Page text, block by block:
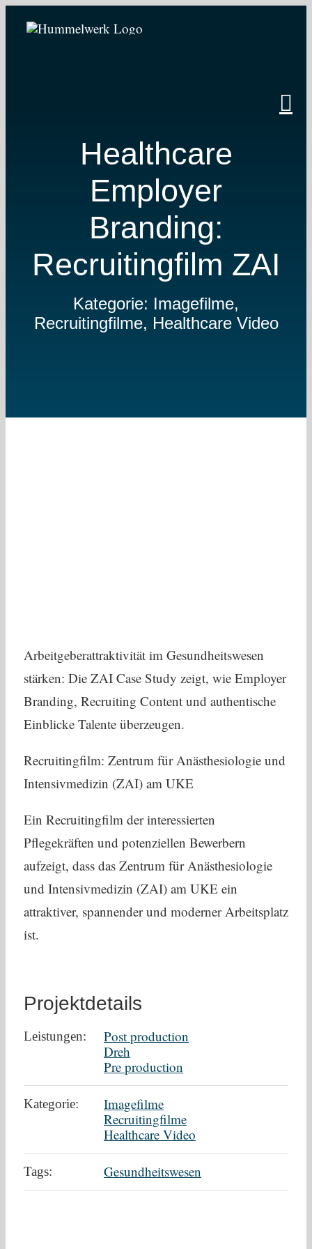
Healthcare
Employer
Branding:
Recruitingfilm ZAI
Kategorie: Imagefilme,
Recruitingfilme, Healthcare Video
Arbeitgeberattraktivität im Gesundheitswesen
stärken: Die ZAI Case Study zeigt, wie Employer
Branding, Recruiting Content und authentische
Einblicke Talente überzeugen.
Recruitingfilm: Zentrum für Anästhesiologie und
Intensivmedizin (ZAI) am UKE
Ein Recruitingfilm der interessierten
Pflegekräften und potenziellen Bewerbern
aufzeigt, dass das Zentrum für Anästhesiologie
und Intensivmedizin (ZAI) am UKE ein
attraktiver, spannender und moderner Arbeitsplatz
ist.
Projektdetails
Leistungen:
Post production
Dreh
Pre production
Kategorie:
Imagefilme
Recruitingfilme
Healthcare Video
Tags: Gesundheitswesen